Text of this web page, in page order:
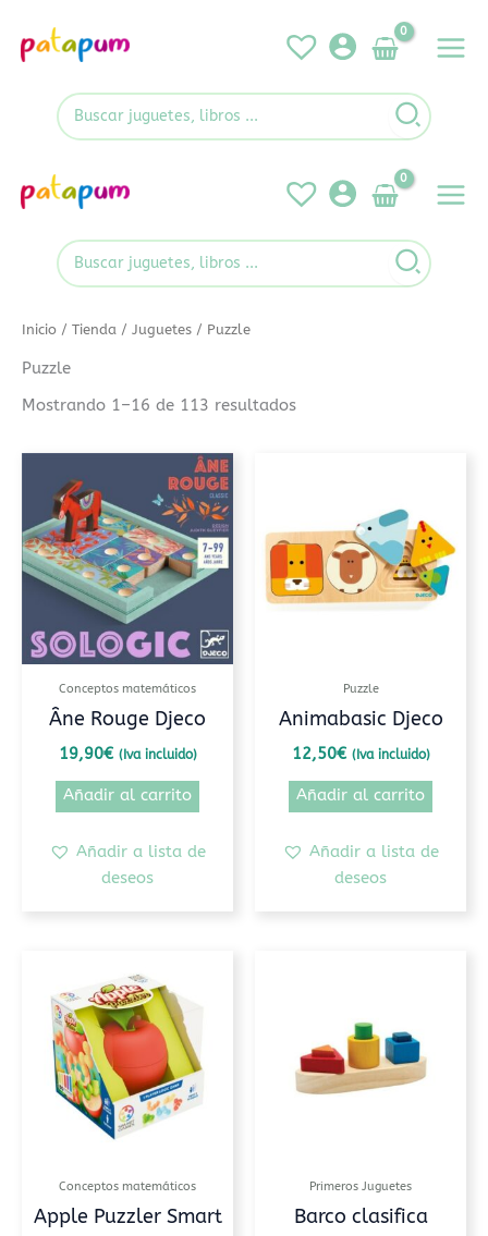
contenido
Search
for:
Search
for:
Inicio / Tienda / Juguetes / Puzzle
Puzzle
Mostrando 1–16 de 113 resultados
Conceptos matemáticos
Âne Rouge Djeco
19,90€ (Iva incluido)
Añadir al carrito
Añadir a lista de
deseos
Puzzle
Animabasic Djeco
12,50€ (Iva incluido)
Añadir al carrito
Añadir a lista de
deseos
Conceptos matemáticos
Apple Puzzler Smart
Primeros Juguetes
Barco clasifica